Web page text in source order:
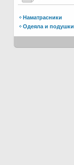
Наматрасники
Одеяла и подушки